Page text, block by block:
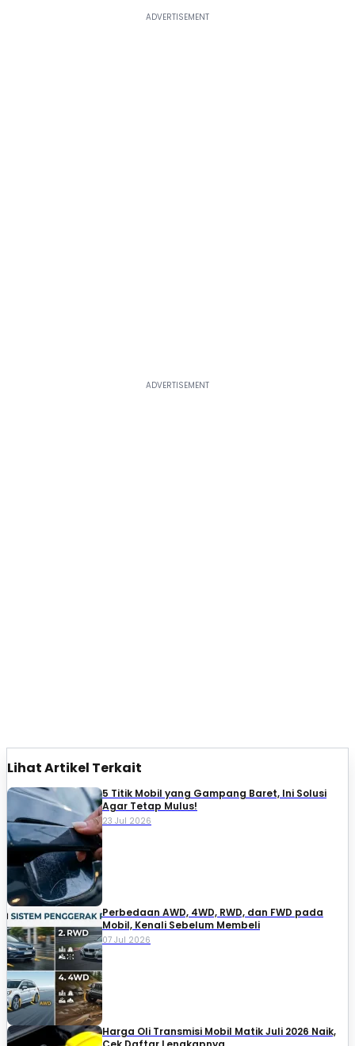
Lihat Artikel Terkait
5 Titik Mobil yang Gampang Baret, Ini Solusi
Agar Tetap Mulus!
23 Jul 2026
Perbedaan AWD, 4WD, RWD, dan FWD pada
Mobil, Kenali Sebelum Membeli
07 Jul 2026
Harga Oli Transmisi Mobil Matik Juli 2026 Naik,